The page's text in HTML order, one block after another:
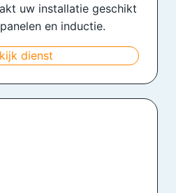
uw installatie geschikt
en inductie.
dienst